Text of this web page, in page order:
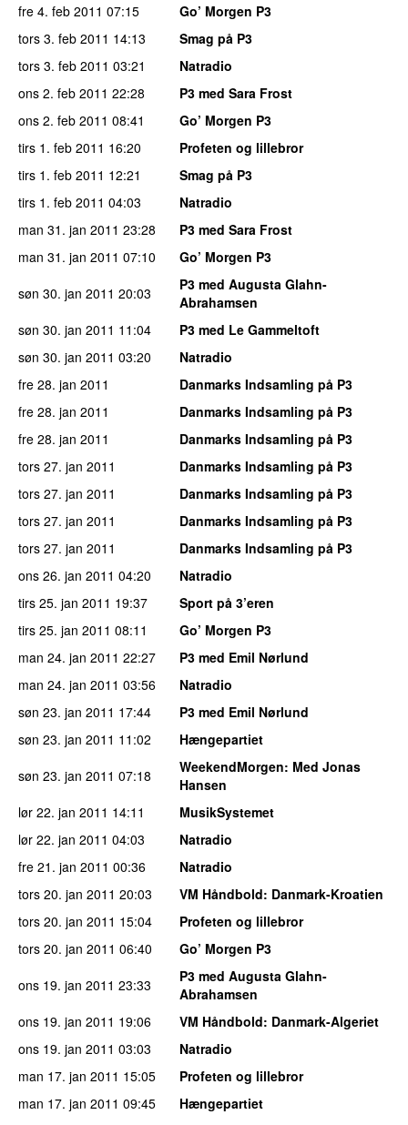
fre 4. feb 2011 07:15
Go’ Morgen P3
tors 3. feb 2011 14:13
Smag på P3
tors 3. feb 2011 03:21
Natradio
ons 2. feb 2011 22:28
P3 med Sara Frost
ons 2. feb 2011 08:41
Go’ Morgen P3
tirs 1. feb 2011 16:20
Profeten og lillebror
tirs 1. feb 2011 12:21
Smag på P3
tirs 1. feb 2011 04:03
Natradio
man 31. jan 2011 23:28
P3 med Sara Frost
man 31. jan 2011 07:10
Go’ Morgen P3
søn 30. jan 2011 20:03
P3 med Augusta Glahn-
Abrahamsen
søn 30. jan 2011 11:04
P3 med Le Gammeltoft
søn 30. jan 2011 03:20
Natradio
fre 28. jan 2011
Danmarks Indsamling på P3
fre 28. jan 2011
Danmarks Indsamling på P3
fre 28. jan 2011
Danmarks Indsamling på P3
tors 27. jan 2011
Danmarks Indsamling på P3
tors 27. jan 2011
Danmarks Indsamling på P3
tors 27. jan 2011
Danmarks Indsamling på P3
tors 27. jan 2011
Danmarks Indsamling på P3
ons 26. jan 2011 04:20
Natradio
tirs 25. jan 2011 19:37
Sport på 3’eren
tirs 25. jan 2011 08:11
Go’ Morgen P3
man 24. jan 2011 22:27
P3 med Emil Nørlund
man 24. jan 2011 03:56
Natradio
søn 23. jan 2011 17:44
P3 med Emil Nørlund
søn 23. jan 2011 11:02
Hængepartiet
søn 23. jan 2011 07:18 WeekendMorgen: Med Jonas
Hansen
lør 22. jan 2011 14:11
MusikSystemet
lør 22. jan 2011 04:03
Natradio
fre 21. jan 2011 00:36
Natradio
tors 20. jan 2011 20:03 VM Håndbold: Danmark-Kroatien
tors 20. jan 2011 15:04
Profeten og lillebror
tors 20. jan 2011 06:40
Go’ Morgen P3
ons 19. jan 2011 23:33
P3 med Augusta Glahn-
Abrahamsen
ons 19. jan 2011 19:06 VM Håndbold: Danmark-Algeriet
ons 19. jan 2011 03:03
Natradio
man 17. jan 2011 15:05
Profeten og lillebror
man 17. jan 2011 09:45
Hængepartiet